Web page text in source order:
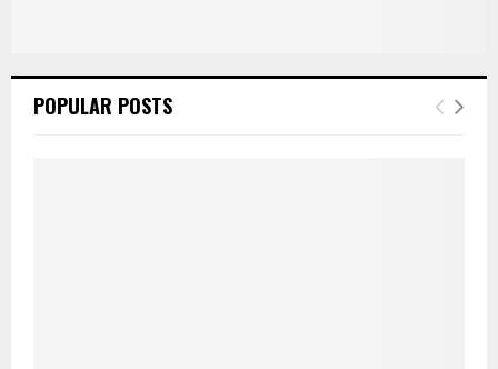
POPULAR POSTS